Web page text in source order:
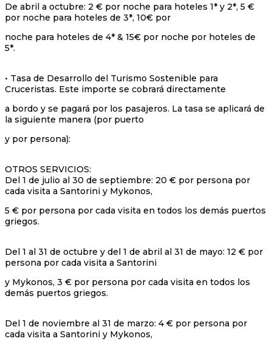
De abril a octubre: 2 € por noche para hoteles 1* y 2*, 5 €
por noche para hoteles de 3*, 10€ por
noche para hoteles de 4* & 15€ por noche por hoteles de
5*.
• Tasa de Desarrollo del Turismo Sostenible para
Cruceristas. Este importe se cobrará directamente
a bordo y se pagará por los pasajeros. La tasa se aplicará de
la siguiente manera (por puerto
y por persona):
OTROS SERVICIOS:
Del 1 de julio al 30 de septiembre: 20 € por persona por
cada visita a Santorini y Mykonos,
5 € por persona por cada visita en todos los demás puertos
griegos.
Del 1 al 31 de octubre y del 1 de abril al 31 de mayo: 12 € por
persona por cada visita a Santorini
y Mykonos, 3 € por persona por cada visita en todos los
demás puertos griegos.
Del 1 de noviembre al 31 de marzo: 4 € por persona por
cada visita a Santorini y Mykonos,